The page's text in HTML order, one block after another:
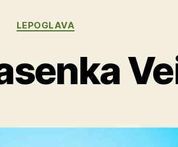
Kategorije
LEPOGLAVA